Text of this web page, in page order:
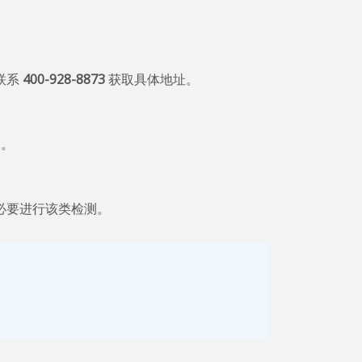
系 400-928-8873获取具体地址。
。
进行该类检测。